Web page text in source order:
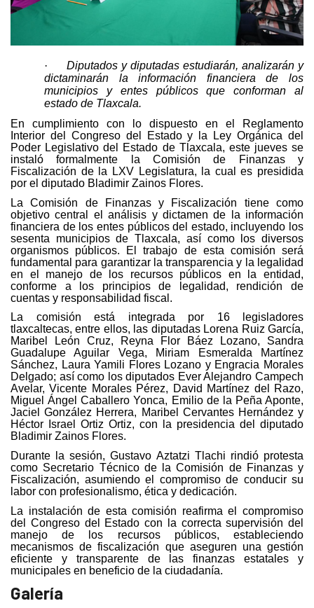
·
Diputados y diputadas estudiarán, analizarán y
dictaminarán la información financiera de los
municipios y entes públicos que conforman al
estado de Tlaxcala.
En cumplimiento con lo dispuesto en el Reglamento
Interior del Congreso del Estado y la Ley Orgánica del
Poder Legislativo del Estado de Tlaxcala, este juevesse
instaló formalmente la Comisión de Finanzas y
Fiscalización de la LXV Legislatura, la cual es presidida
por el diputado Bladimir Zainos Flores.
La Comisión de Finanzas y Fiscalización tiene como
objetivo central el análisis y dictamen de la información
financiera de los entes públicos del estado, incluyendo los
sesenta municipios de Tlaxcala, así como los diversos
organismos públicos. El trabajo de esta comisión será
fundamental para garantizar la transparencia y la legalidad
en el manejo de los recursos públicos en la entidad,
conforme a los principios de legalidad, rendición de
cuentas y responsabilidad fiscal.
La comisión está integrada por 16 legisladores
tlaxcaltecas, entre ellos, las diputadas Lorena Ruiz García,
Maribel León Cruz, Reyna Flor Báez Lozano, Sandra
Guadalupe Aguilar Vega, Miriam Esmeralda Martínez
Sánchez, Laura Yamili Flores Lozano y Engracia Morales
Delgado; así como los diputados Ever Alejandro Campech
Avelar, Vicente Morales Pérez, David Martínez del Razo,
Miguel Ángel Caballero Yonca, Emilio de la Peña Aponte,
Jaciel González Herrera, Maribel Cervantes Hernández y
Héctor Israel Ortiz Ortiz, con la presidencia del diputado
Bladimir Zainos Flores.
Durante la sesión, Gustavo Aztatzi Tlachi rindió protesta
como Secretario Técnico de la Comisión de Finanzas y
Fiscalización, asumiendo el compromiso de conducir su
labor con profesionalismo, ética y dedicación.
La instalación de esta comisión reafirma el compromiso
del Congreso del Estado con la correcta supervisión del
manejo de los recursos públicos, estableciendo
mecanismos de fiscalización que aseguren una gestión
eficiente y transparente de las finanzas estatales y
municipales en beneficio de la ciudadanía.
Galería